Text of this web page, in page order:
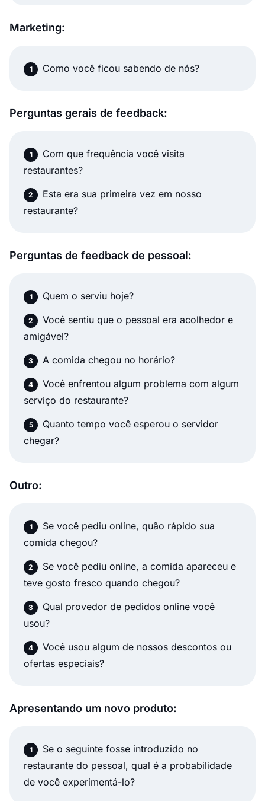
Marketing:
Como você ficou sabendo de nós?
Perguntas gerais de feedback:
Com que frequência você visita
restaurantes?
Esta era sua primeira vez em nosso
restaurante?
Perguntas de feedback de pessoal:
Quem o serviu hoje?
Você sentiu que o pessoal era acolhedor e
amigável?
A comida chegou no horário?
Você enfrentou algum problema com algum
serviço do restaurante?
Quanto tempo você esperou o servidor
chegar?
Outro:
Se você pediu online, quão rápido sua
comida chegou?
Se você pediu online, a comida apareceu e
teve gosto fresco quando chegou?
Qual provedor de pedidos online você
usou?
Você usou algum de nossos descontos ou
ofertas especiais?
Apresentando um novo produto:
Se o seguinte fosse introduzido no
restaurante do pessoal, qual é a probabilidade
de você experimentá-lo?